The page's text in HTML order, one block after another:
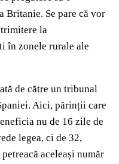
Britanie. Se pare că vor
la
în zonele rurale ale
de către un tribunal
Aici, părinții care
nu de 16 zile de
legea, ci de 32,
aceleași număr